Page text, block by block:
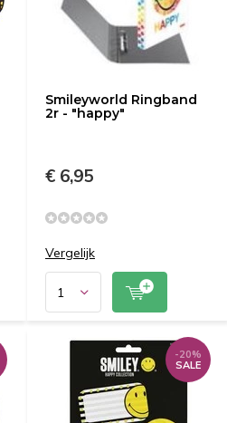
Smileyworld Ringband
2r - "happy"
€ 6,95
Vergelijk
-20%
SALE